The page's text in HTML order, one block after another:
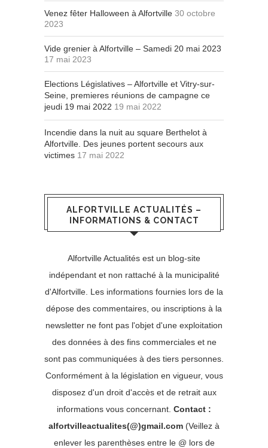
Venez fêter Halloween à Alfortville 30 octobre
2023
Vide grenier à Alfortville – Samedi 20 mai 2023
17 mai 2023
Elections Législatives – Alfortville et Vitry-sur-
Seine, premieres réunions de campagne ce
jeudi 19 mai 2022 19 mai 2022
Incendie dans la nuit au square Berthelot à
Alfortville. Des jeunes portent secours aux
victimes 17 mai 2022
ALFORTVILLE ACTUALITÉS –
INFORMATIONS & CONTACT
Alfortville Actualités est un blog-site
indépendant et non rattaché à la municipalité
d'Alfortville. Les informations fournies lors de la
dépose des commentaires, ou inscriptions à la
newsletter ne font pas l'objet d'une exploitation
des données à des fins commerciales et ne
sont pas communiquées à des tiers personnes.
Conformément à la législation en vigueur, vous
disposez d'un droit d'accès et de retrait aux
informations vous concernant. Contact :
alfortvilleactualites(@)gmail.com (Veillez à
enlever les parenthèses entre le @ lors de